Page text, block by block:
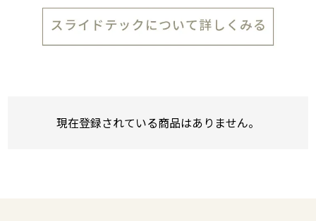
現在登録されている商品はありません。